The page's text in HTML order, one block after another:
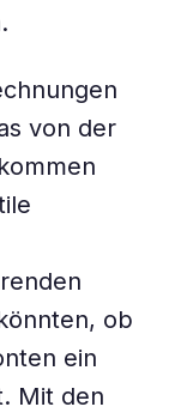
von der
ob
ein
Mit den